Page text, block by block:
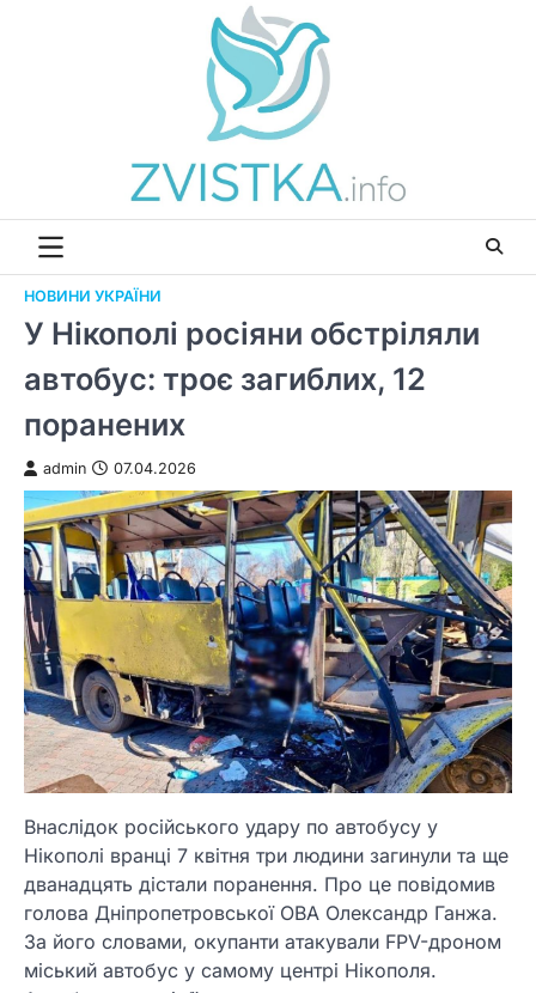
НОВИНИ УКРАЇНИ
У Нікополі росіяни обстріляли
автобус: троє загиблих, 12
поранених
admin 07.04.2026
Внаслідок російського удару по автобусу у
Нікополі вранці 7 квітня три людини загинули та ще
дванадцять дістали поранення. Про це повідомив
голова Дніпропетровської ОВА Олександр Ганжа.
За його словами, окупанти атакували FPV-дроном
міський автобус у самому центрі Нікополя.